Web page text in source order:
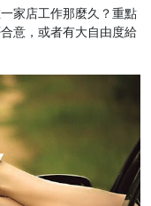
家店工作那麼久？重點
意，或者有大自由度給